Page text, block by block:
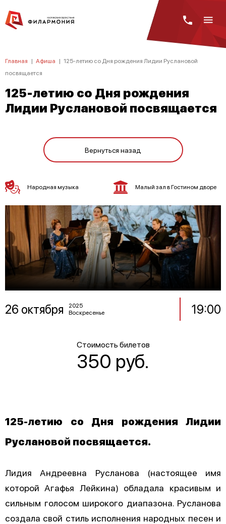
Главная | Афиша | 125-летию со Дня рождения Лидии Руслановой
посвящается
125-летию со Дня рождения
Лидии Руслановой посвящается
Вернуться назад
26 октября
2025
Воскресенье
19:00
Стоимость билетов
350 руб.
Народная музыка Малый зал в Гостином дворе
125-летию со Дня рождения Лидии
Руслановой посвящается.
Лидия Андреевна Русланова (настоящее имя
которой Агафья Лейкина) обладала красивым и
сильным голосом широкого диапазона. Русланова
создала свой стиль исполнения народных песен и